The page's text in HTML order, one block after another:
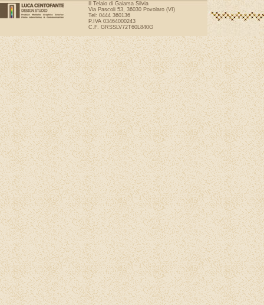
Il Telaio di Gaiarsa Silvia
Via Pascoli 53, 36030 Povolaro (VI)
Tel: 0444 360136
P.IVA 03464000243
C.F. GRSSLV72T60L840G